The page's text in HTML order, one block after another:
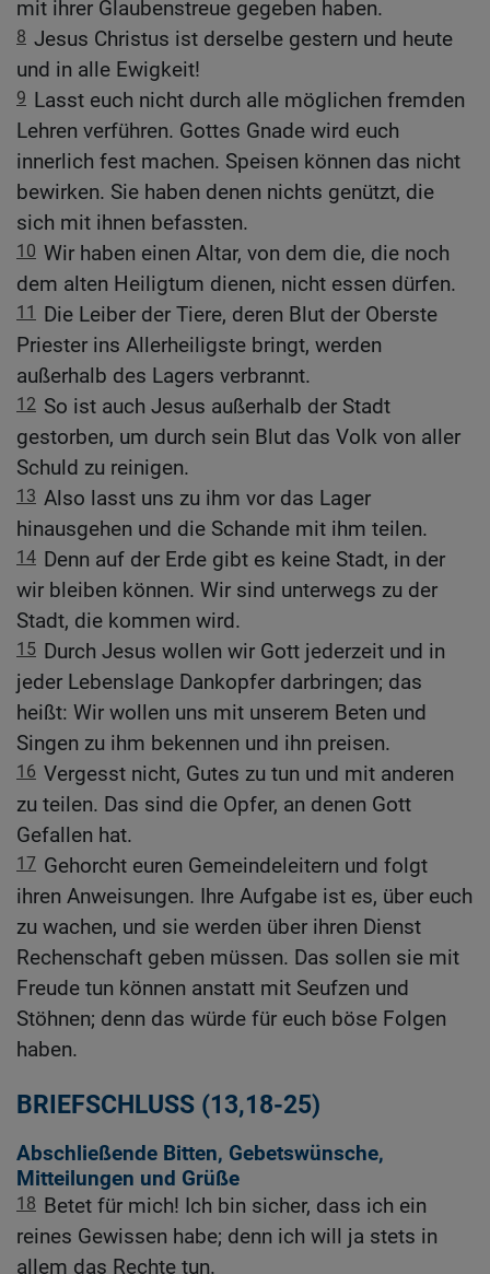
mit ihrer Glaubenstreue gegeben haben.
8 Jesus Christus ist derselbe gestern und heute
und in alle Ewigkeit!
9 Lasst euch nicht durch alle möglichen fremden
Lehren verführen. Gottes Gnade wird euch
innerlich fest machen. Speisen können das nicht
bewirken. Sie haben denen nichts genützt, die
sich mit ihnen befassten.
10 Wir haben einen Altar, von dem die, die noch
dem alten Heiligtum dienen, nicht essen dürfen.
11
Die Leiber der Tiere, deren Blut der Oberste
Priester ins Allerheiligste bringt, werden
außerhalb des Lagers verbrannt.
12 So ist auch Jesus außerhalb der Stadt
gestorben, um durch sein Blut das Volk von aller
Schuld zu reinigen.
13 Also lasst uns zu ihm vor das Lager
hinausgehen und die Schande mit ihm teilen.
14 Denn auf der Erde gibt es keine Stadt, in der
wir bleiben können. Wir sind unterwegs zu der
Stadt, die kommen wird.
15 Durch Jesus wollen wir Gott jederzeit und in
jeder Lebenslage Dankopfer darbringen; das
heißt: Wir wollen uns mit unserem Beten und
Singen zu ihm bekennen und ihn preisen.
16 Vergesst nicht, Gutes zu tun und mit anderen
zu teilen. Das sind die Opfer, an denen Gott
Gefallen hat.
17 Gehorcht euren Gemeindeleitern und folgt
ihren Anweisungen. Ihre Aufgabe ist es, über euch
zu wachen, und sie werden über ihren Dienst
Rechenschaft geben müssen. Das sollen sie mit
Freude tun können anstatt mit Seufzen und
Stöhnen; denn das würde für euch böse Folgen
haben.
BRIEFSCHLUSS (13,18-25)
Abschließende Bitten, Gebetswünsche,
Mitteilungen und Grüße
18 Betet für mich! Ich bin sicher, dass ich ein
reines Gewissen habe; denn ich will ja stets in
allem das Rechte tun.